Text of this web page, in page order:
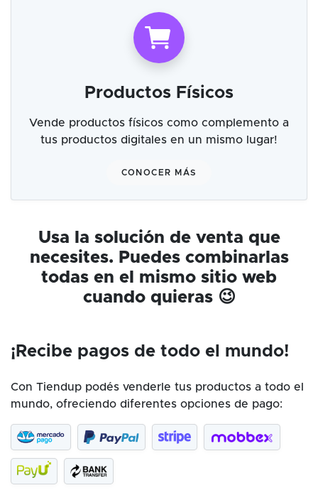
Productos Físicos
Vende productos físicos como complemento a
tus productos digitales en un mismo lugar!
CONOCER MÁS
Usa la solución de venta que
necesites. Puedes combinarlas
todas en el mismo sitio web
cuando quieras 😉
¡Recibe pagos de todo el mundo!
Con Tiendup podés venderle tus productos a todo el
mundo, ofreciendo diferentes opciones de pago: